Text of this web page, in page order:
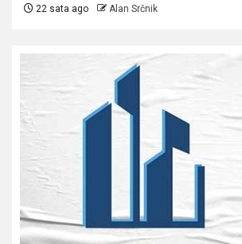
22 sata ago Alan Srčnik